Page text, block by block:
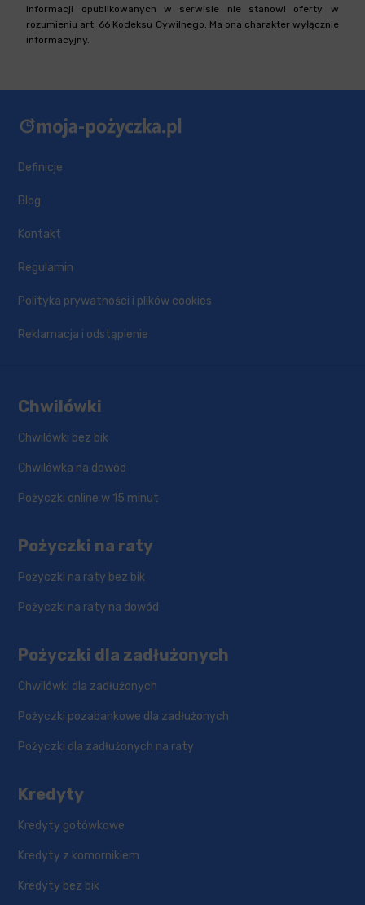
informacji opublikowanych w serwisie nie stanowi oferty w
rozumieniu art. 66 Kodeksu Cywilnego. Ma ona charakter wyłącznie
informacyjny.
Definicje
Blog
Kontakt
Regulamin
Polityka prywatności i plików cookies
Reklamacja i odstąpienie
Chwilówki
Chwilówki bez bik
Chwilówka na dowód
Pożyczki online w 15 minut
Pożyczki na raty
Pożyczki na raty bez bik
Pożyczki na raty na dowód
Pożyczki dla zadłużonych
Chwilówki dla zadłużonych
Pożyczki pozabankowe dla zadłużonych
Pożyczki dla zadłużonych na raty
Kredyty
Kredyty gotówkowe
Kredyty z komornikiem
Kredyty bez bik